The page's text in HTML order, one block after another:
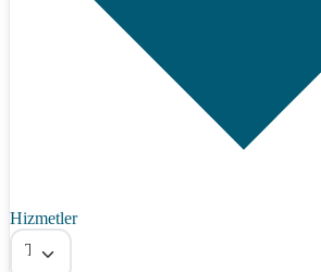
Hizmetler
Tümü